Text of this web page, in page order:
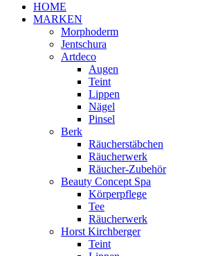
HOME
MARKEN
Morphoderm
Jentschura
Artdeco
Augen
Teint
Lippen
Nägel
Pinsel
Berk
Räucherstäbchen
Räucherwerk
Räucher-Zubehör
Beauty Concept Spa
Körperpflege
Tee
Räucherwerk
Horst Kirchberger
Teint